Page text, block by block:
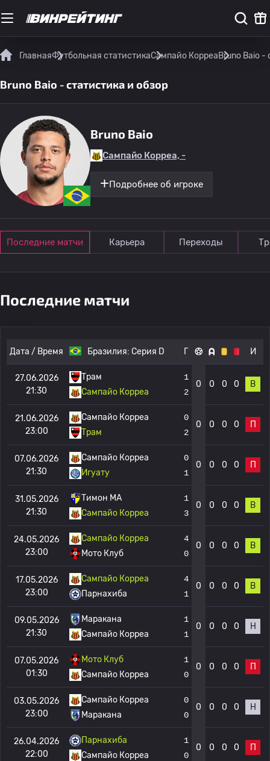
ГлавнаяФутбольная статистикаСампайо КорреаBruno Baio -
Bruno Baio - статистика и обзор
Bruno Baio
Сампайо Корреа, -
Подробнее об игроке
Последние матчи Карьера Переходы
Последние матчи
Дата / Время Бразилия: Серия D Г И
27.06.2026
21:30
Трам
Сампайо Корреа
1
2
0 0 0 0 В
21.06.2026
23:00
Сампайо Корреа
Трам
0
2
0 0 0 0 П
07.06.2026
21:30
Сампайо Корреа
Игуату
0
1
0 0 0 0 П
31.05.2026
21:30
Тимон МА
Сампайо Корреа
1
3
0 0 0 0 В
24.05.2026
23:00
Сампайо Корреа
Мото Клуб
4
0
0 0 0 0 В
17.05.2026
23:00
Сампайо Корреа
Парнахиба
4
1
0 0 0 0 В
09.05.2026
21:30
Маракана
Сампайо Корреа
1
1
0 0 0 0 Н
07.05.2026
01:30
Мото Клуб
Сампайо Корреа
1
0
0 0 0 0 П
03.05.2026
23:00
Сампайо Корреа
Маракана
0
0
0 0 0 0 Н
26.04.2026
22:00
Парнахиба
Сампайо Корреа
1
0
0 0 0 0 П